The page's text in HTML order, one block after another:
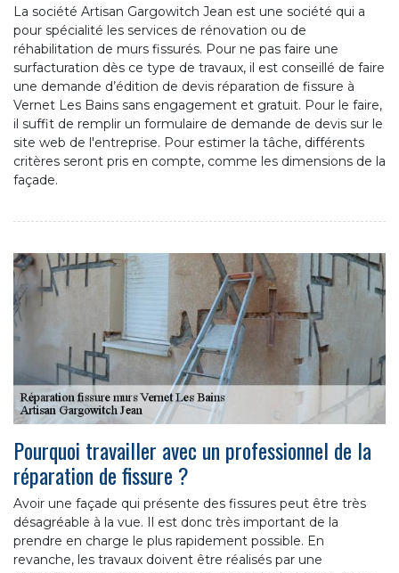
La société Artisan Gargowitch Jean est une société qui a
pour spécialité les services de rénovation ou de
réhabilitation de murs fissurés. Pour ne pas faire une
surfacturation dès ce type de travaux, il est conseillé de faire
une demande d’édition de devis réparation de fissure à
Vernet Les Bains sans engagement et gratuit. Pour le faire,
il suffit de remplir un formulaire de demande de devis sur le
site web de l'entreprise. Pour estimer la tâche, différents
critères seront pris en compte, comme les dimensions de la
façade.
Pourquoi travailler avec un professionnel de la
réparation de fissure ?
Avoir une façade qui présente des fissures peut être très
désagréable à la vue. Il est donc très important de la
prendre en charge le plus rapidement possible. En
revanche, les travaux doivent être réalisés par une